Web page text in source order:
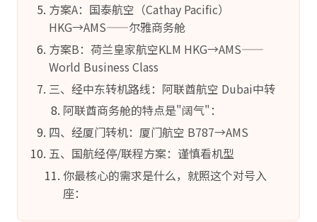
方案A：国泰航空（Cathay Pacific）
HKG→AMS——尔雅商务舱
方案B：荷兰皇家航空KLM HKG→AMS——
World Business Class
三、经中东转机路线：阿联酋航空 Dubai中转
阿联酋商务舱的特点是"阔气"：
四、经厦门转机：厦门航空 B787→AMS
五、国航经停/联程方案：谨慎看机型
你最核心的需求是什么，就照这个对号入
座：